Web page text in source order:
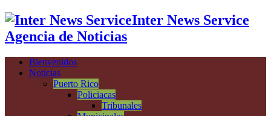
Inter News Service
Agencia de Noticias
Bienvenidos
Noticias
Puerto Rico
Policiacas
Tribunales